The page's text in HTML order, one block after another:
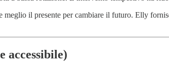
il presente per cambiare il futuro. Elly
accessibile)